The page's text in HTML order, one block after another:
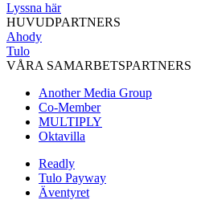
Lyssna här
HUVUDPARTNERS
Ahody
Tulo
VÅRA SAMARBETSPARTNERS
Another Media Group
Co-Member
MULTIPLY
Oktavilla
Readly
Tulo Payway
Äventyret